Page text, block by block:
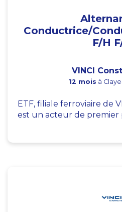
Conductrice/
F/H
VINCI
12 mois à
ETF, filiale ferroviaire de
est un acteur de premier